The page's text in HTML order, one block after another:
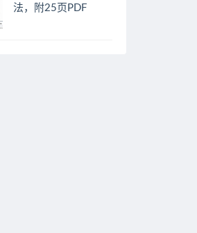
法，附25页PDF